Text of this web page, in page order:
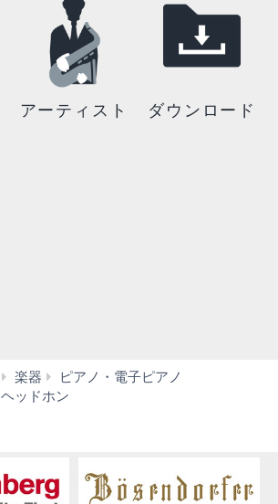
アーティスト ダウンロード
楽器
ピアノ・電子ピアノ
ヘッドホン